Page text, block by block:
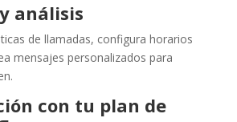
análisis
de llamadas, configura horarios
mensajes personalizados para
con tu plan de